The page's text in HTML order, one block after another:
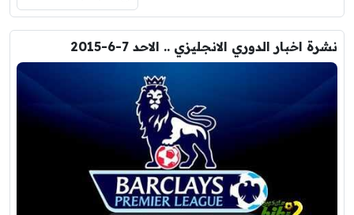
نشرة اخبار الدوري الانجليزي .. الاحد 7-6-2015